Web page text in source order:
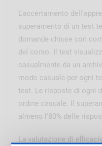
L'accertamento
superamento di un test
domande chiuse con
del corso. Il test
casualmente da un
modo casuale per ogni
test. Le risposte di ogni
ordine casuale. Il
almeno l'80% delle
La valutazione di